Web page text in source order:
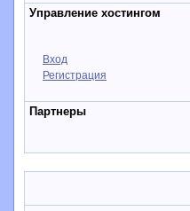
Управление хостингом
Вход
Регистрация
Партнеры